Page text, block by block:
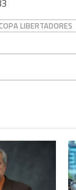
LIBERTADORES